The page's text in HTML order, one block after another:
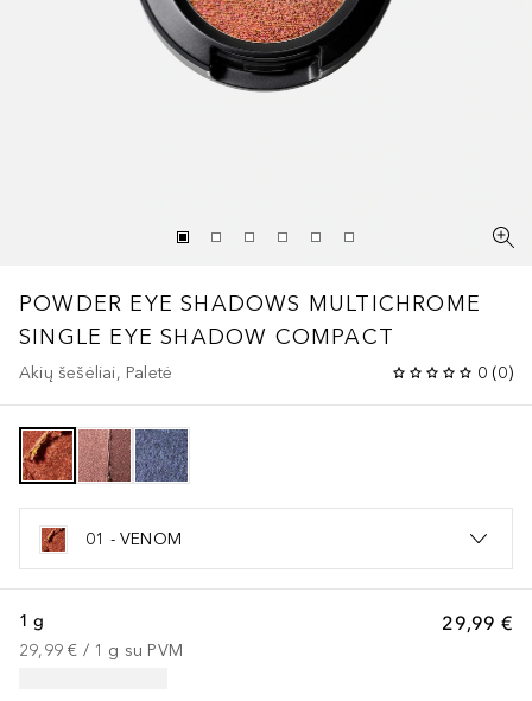
POWDER EYE SHADOWS MULTICHROME
SINGLE EYE SHADOW COMPACT
Akių šešėliai, Paletė 0 (0)
01 - VENOM
29,99 €
1 g
29,99 € / 1 g su PVM